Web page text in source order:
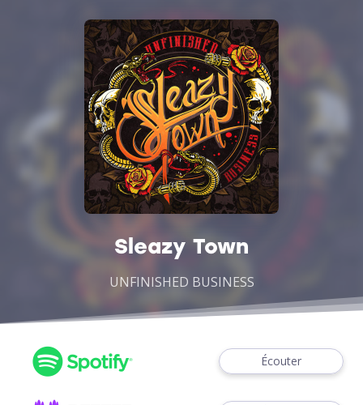
Sleazy Town
UNFINISHED BUSINESS
Écouter